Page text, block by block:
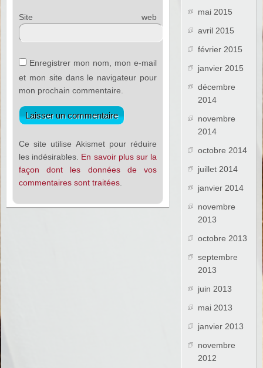
Site web
Enregistrer mon nom, mon e-mail
et mon site dans le navigateur pour
mon prochain commentaire.
Ce site utilise Akismet pour réduire
les indésirables. En savoir plus sur la
façon dont les données de vos
commentaires sont traitées.
mai 2015
avril 2015
février 2015
janvier 2015
décembre
2014
novembre
2014
octobre 2014
juillet 2014
janvier 2014
novembre
2013
octobre 2013
septembre
2013
juin 2013
mai 2013
janvier 2013
novembre
2012